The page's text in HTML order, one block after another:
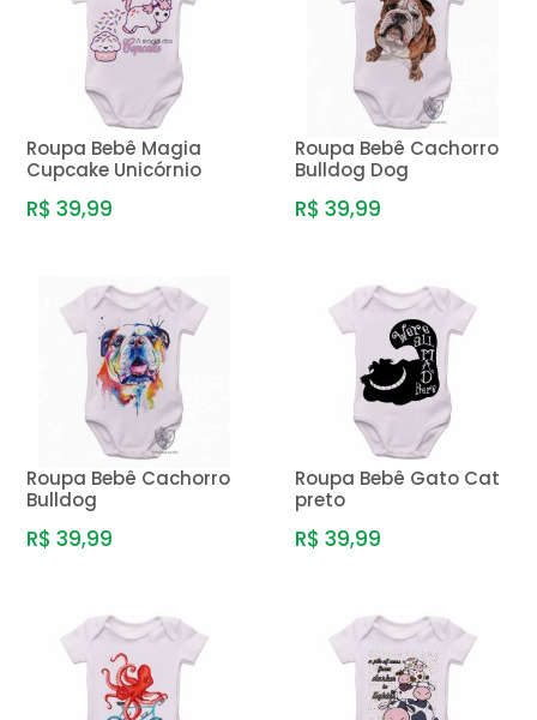
Roupa Bebê Magia
Cupcake Unicórnio
R$ 39,99
Roupa Bebê Cachorro
Bulldog Dog
R$ 39,99
Roupa Bebê Cachorro
Bulldog
R$ 39,99
Roupa Bebê Gato Cat
preto
R$ 39,99